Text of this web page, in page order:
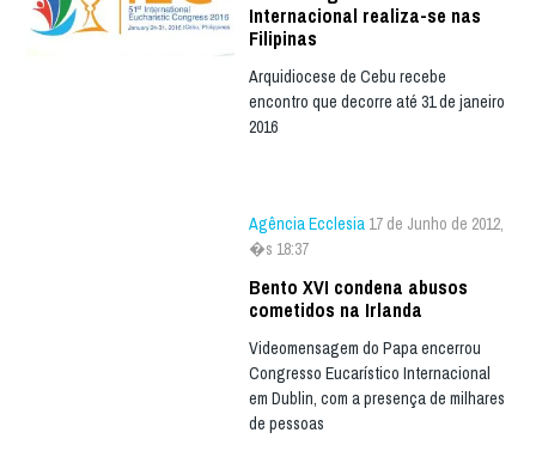
Internacional realiza-se nas
Filipinas
Arquidiocese de Cebu recebe
encontro que decorre até 31 de janeiro
2016
Agência Ecclesia 17 de Junho de 2012,
�s 18:37
Bento XVI condena abusos
cometidos na Irlanda
Videomensagem do Papa encerrou
Congresso Eucarístico Internacional
em Dublin, com a presença de milhares
de pessoas